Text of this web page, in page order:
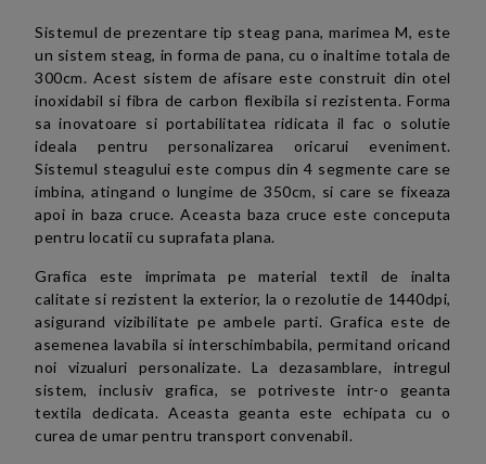
Sistemul de prezentare tip steag pana, marimea M, este
un sistem steag, in forma de pana, cu o inaltime totala de
300cm. Acest sistem de afisare este construit din otel
inoxidabil si fibra de carbon flexibila si rezistenta. Forma
sa inovatoare si portabilitatea ridicata il fac o solutie
ideala pentru personalizarea oricarui eveniment.
Sistemul steagului este compus din 4 segmente care se
imbina, atingand o lungime de 350cm, si care se fixeaza
apoi in baza cruce. Aceasta baza cruce este conceputa
pentru locatii cu suprafata plana.
Grafica este imprimata pe material textil de inalta
calitate si rezistent la exterior, la o rezolutie de 1440dpi,
asigurand vizibilitate pe ambele parti. Grafica este de
asemenea lavabila si interschimbabila, permitand oricand
noi vizualuri personalizate. La dezasamblare, intregul
sistem, inclusiv grafica, se potriveste intr-o geanta
textila dedicata. Aceasta geanta este echipata cu o
curea de umar pentru transport convenabil.